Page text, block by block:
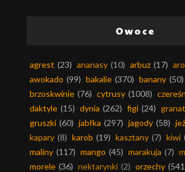
Owoce
agrest (23) ananasy (10) arbuz (17)
awokado (99) bakalie (370) banany (50)
brzoskwinie (76) cytrusy (1008)
daktyle (15) dynia (262) figi (24) granat
gruszki (60) jabłka (297) jagody (58)
kapary (8) karob (19) kasztany (7) kiwi
maliny (117) mango (45) marakuja (7)
morele (36) nektarynki (2) orzechy